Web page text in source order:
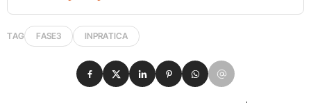
TAG FASE3 INPRATICA
Condividi su Facebook
Condividi su X
Condividi su LinkedIn
Condividi su Pinterest
Condividi su WhatsApp
Condividi su Email